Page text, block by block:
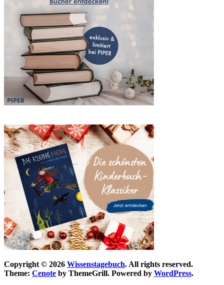
Copyright © 2026 Wissenstagebuch. All rights reserved.
Theme: Cenote by ThemeGrill. Powered by WordPress.